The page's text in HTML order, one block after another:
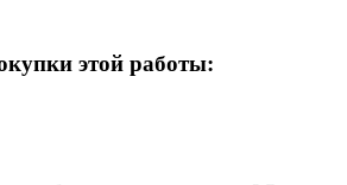
этой работы: